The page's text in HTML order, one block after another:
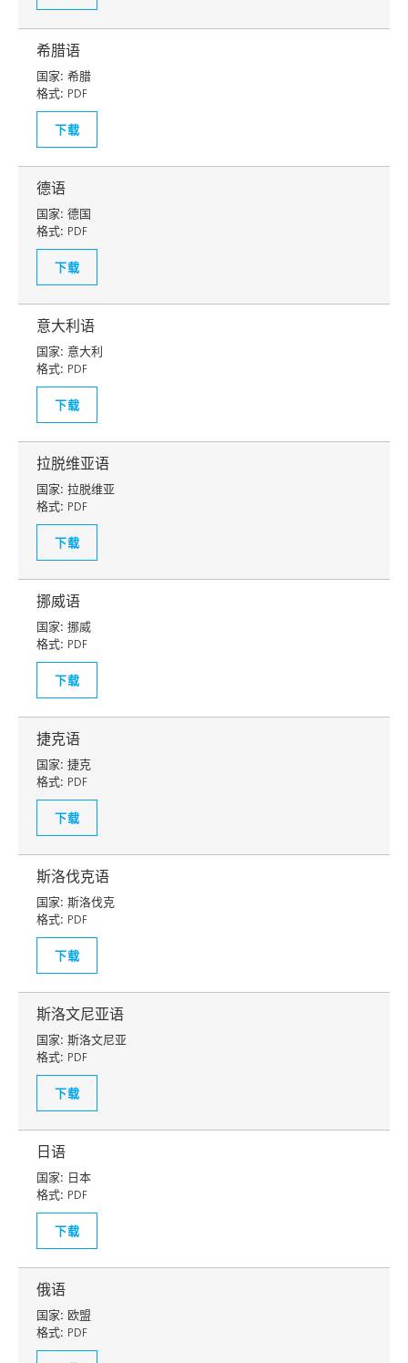
希腊语
国家: 希腊
格式: PDF
下载
德语
国家: 德国
格式: PDF
下载
意大利语
国家: 意大利
格式: PDF
下载
拉脱维亚语
国家: 拉脱维亚
格式: PDF
下载
挪威语
国家: 挪威
格式: PDF
下载
捷克语
国家: 捷克
格式: PDF
下载
斯洛伐克语
国家: 斯洛伐克
格式: PDF
下载
斯洛文尼亚语
国家: 斯洛文尼亚
格式: PDF
下载
日语
国家: 日本
格式: PDF
下载
俄语
国家: 欧盟
格式: PDF